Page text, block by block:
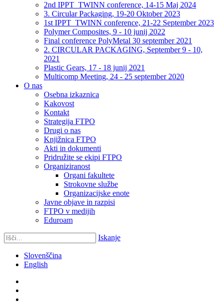
2nd IPPT_TWINN conference, 14-15 Maj 2024
3. Circular Packaging, 19-20 Oktober 2023
1st IPPT_TWINN conference, 21-22 September 2023
Polymer Composites, 9 - 10 junij 2022
Final conference PolyMetal 30 september 2021
2. CIRCULAR PACKAGING, September 9 - 10,
2021
Plastic Gears, 17 - 18 junij 2021
Multicomp Meeting, 24 - 25 september 2020
O nas
Osebna izkaznica
Kakovost
Kontakt
Strategija FTPO
Drugi o nas
Knjižnica FTPO
Akti in dokumenti
Pridružite se ekipi FTPO
Organiziranost
Organi fakultete
Strokovne službe
Organizacijske enote
Javne objave in razpisi
FTPO v medijih
Eduroam
Iskanje
Slovenščina
English